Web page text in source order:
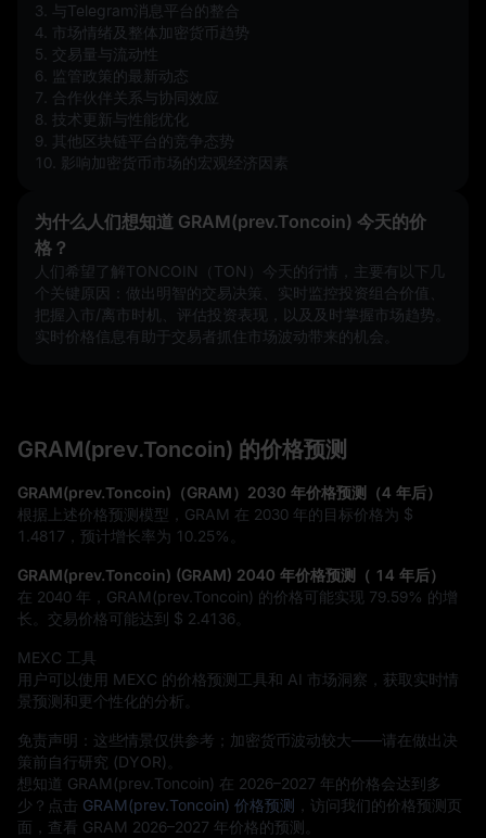
3. 与Telegram消息平台的整合
4. 市场情绪及整体加密货币趋势
5. 交易量与流动性
6. 监管政策的最新动态
7. 合作伙伴关系与协同效应
8. 技术更新与性能优化
9. 其他区块链平台的竞争态势
10. 影响加密货币市场的宏观经济因素
为什么人们想知道 GRAM(prev.Toncoin) 今天的价
格？
人们希望了解TONCOIN（TON）今天的行情，主要有以下几
个关键原因：做出明智的交易决策、实时监控投资组合价值、
把握入市/离市时机、评估投资表现，以及及时掌握市场趋势。
实时价格信息有助于交易者抓住市场波动带来的机会。
GRAM(prev.Toncoin) 的价格预测
GRAM(prev.Toncoin)（GRAM）2030 年价格预测（4 年后）
根据上述价格预测模型，GRAM 在 2030 年的目标价格为 $
1.4817 ，预计增长率为 10.25%
GRAM(prev.Toncoin) (GRAM) 2040 年价格预测（ 14 年后）
在 2040 年，GRAM(prev.Toncoin) 的价格可能实现 79.59% 的增
长。交易价格可能达到 $ 2.4136
MEXC 工具
用户可以使用 MEXC 的价格预测工具和 AI 市场洞察，获取实时情
景预测和更个性化的分析。
免责声明：这些情景仅供参考；加密货币波动较大——请在做出决
策前自行研究 (DYOR)。
想知道 GRAM(prev.Toncoin) 在 2026–2027 年的价格会达到多
少？点击 GRAM(prev.Toncoin) 价格预测 ，访问我们的价格预测页
面，查看 GRAM 2026–2027 年价格的预测。